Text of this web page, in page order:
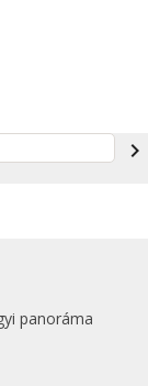
navigate_next
panoráma